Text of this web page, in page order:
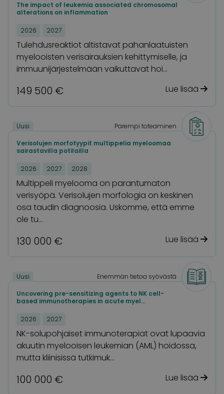
The impact of leukemia associated chromosomal
alterations on inflammation
2026 2027
Tulehdusreaktiot altistavat pahanlaatuisten
myelooisten verisairauksien kehittymiselle, ja
immuunijärjestelmään vaikuttavat hoi…
149 500 € Lue lisää
Uusi
Parempi toteaminen
Verisolujen morfotyypit multippelia myeloomaa
sairastavilla potilailla
2026 2027 2028
Multippeli myelooma on parantumaton
verisyöpä. Verisolujen morfologia on keskinen
osa taudin diagnoosia. Uskomme, että emme
ole tu…
130 000 € Lue lisää
Uusi
Enemmän tietoa syövästä
Uncovering pre-sensitizing agents to NK cell-
based immunotherapies in acute myel…
2026 2027
NK-solupohjaiset immunoterapiat ovat lupaavia
akuutin myelooisen leukemian (AML) hoidossa,
mutta kliinisissä tutkimuk…
100 000 € Lue lisää